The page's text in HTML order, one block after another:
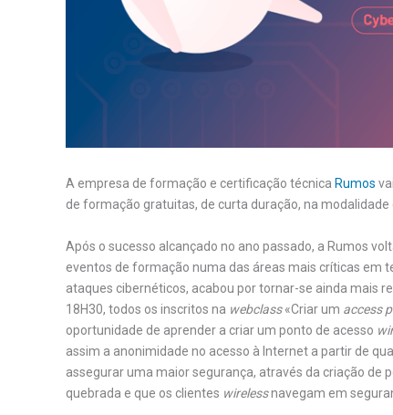
A empresa de formação e certificação técnica Rumos
de formação gratuitas, de curta duração, na modalidade
Após o sucesso alcançado no ano passado, a Rumos
eventos de formação numa das áreas mais críticas em
ataques cibernéticos, acabou por tornar-se ainda mais
18H30, todos os inscritos na webclass«Criar um access
oportunidade de aprender a criar um ponto de acesso
assim a anonimidade no acesso à Internet a partir de
assegurar uma maior segurança, através da criação de
quebrada e que os clientes wirelessnavegam em